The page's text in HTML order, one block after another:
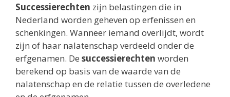
Successierechten zijn belastingen die in
Nederland worden geheven op erfenissen en
schenkingen. Wanneer iemand overlijdt, wordt
zijn of haar nalatenschap verdeeld onder de
erfgenamen. De successierechten worden
berekend op basis van de waarde van de
nalatenschap en de relatie tussen de overledene